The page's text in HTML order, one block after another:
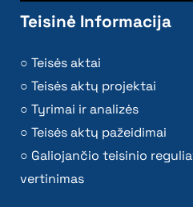
Teisinė Informacija
Teisės aktai
Teisės aktų projektai
Tyrimai ir analizės
Teisės aktų pažeidimai
Galiojančio teisinio
vertinimas